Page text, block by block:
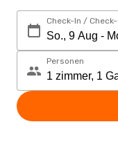
Check-In /
Personen